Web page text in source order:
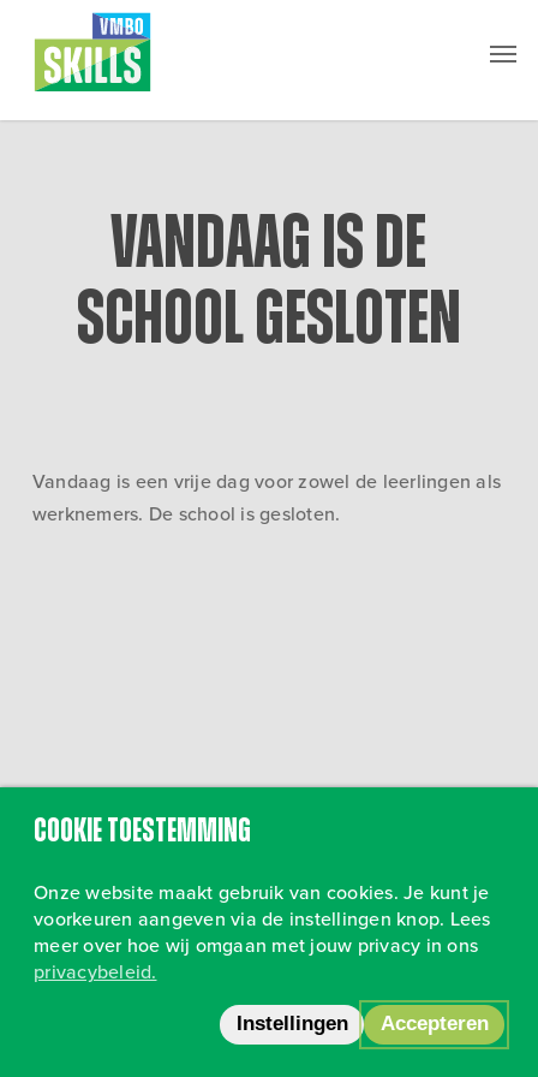
Vandaag is de
school gesloten
Vandaag is een vrije dag voor zowel de leerlingen als
werknemers. De school is gesloten.
Volg ons op Instagram•Privacy
Cookie toestemming
Onze website maakt gebruik van cookies. Je kunt je
voorkeuren aangeven via de instellingen knop. Lees
meer over hoe wij omgaan met jouw privacy in ons
privacybeleid.
Instellingen Accepteren